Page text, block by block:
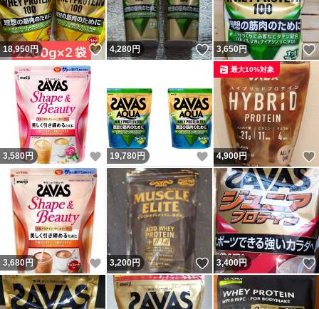
18,950円 いいね！
4,280円 いいね！
3,650円
3,580円 いいね！
19,780 円 いいね！
4,900円
最大10%対象
3,680円 いいね！
3,200円 いいね！
3,400円